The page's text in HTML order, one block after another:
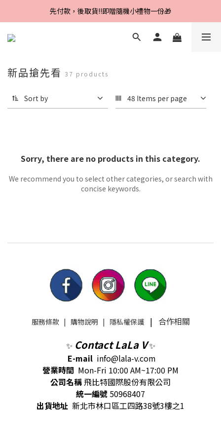
Line好友招募中，首購、回購皆贈100元
先付款，後取貨‼️即贈隨機小禮物一份🎁
Line好友招募中，首購、回購皆贈100元
新品搶先看 37 products
Sort by 48 Items per page
Sorry, there are no products in this category.
We recommend you to select other categories, or search with
concise keywords.
服務條款| 購物說明 | 隱私權保護| 合作相關
✨ Contact LaLa V✨
E-mail info@lala-v.com
營業時間 Mon-Fri 10:00 AM~17:00 PM
公司名稱飛比特國際股份有限公司
統一編號 50968407
出貨地址 新北市林口區工四路38號3樓之1